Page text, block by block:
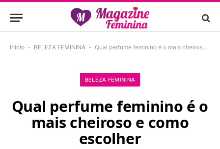
Início - BELEZA FEMININA - Qual perfume feminino é o mais cheiroso e como escolher
BELEZA FEMININA
Qual perfume feminino é o
mais cheiroso e como
escolher